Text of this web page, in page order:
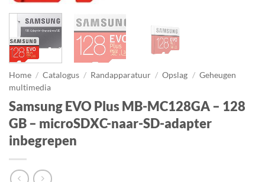
Home / Catalogus / Randapparatuur / Opslag / Geheugen
multimedia
Samsung EVO Plus MB-MC128GA – 128
GB – microSDXC-naar-SD-adapter
inbegrepen